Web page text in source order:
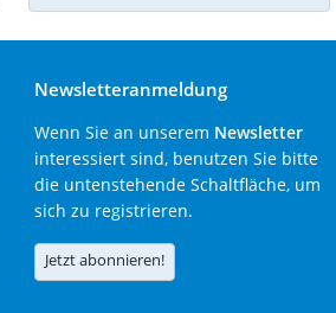
Newsletteranmeldung
Wenn Sie an unserem Newsletter
interessiert sind, benutzen Sie bitte
die untenstehende Schaltfläche, um
sich zu registrieren.
Jetzt abonnieren!